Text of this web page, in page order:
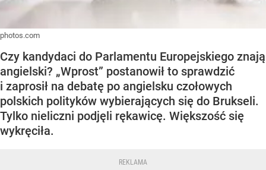
photos.com
Czy kandydaci do Parlamentu Europejskiego znają
angielski? „Wprost” postanowił to sprawdzić
i zaprosił na debatę po angielsku czołowych
polskich polityków wybierających się do Brukseli.
Tylko nieliczni podjęli rękawicę. Większość się
wykręciła.